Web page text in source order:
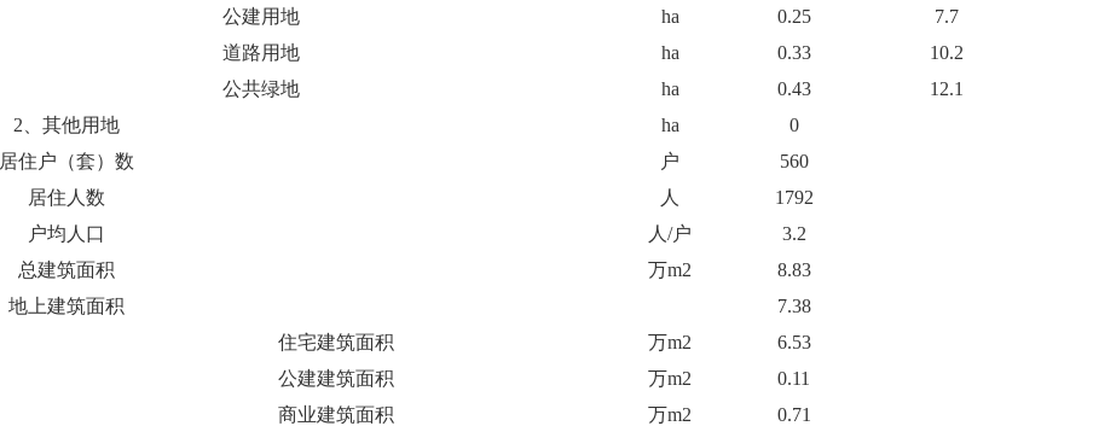
公建用地
ha 0.25
7.7
道路用地
ha 0.33
10.2
公共绿地
ha 0.43
12.1
2、其他用地
ha
0
居住户（套）数
户
560
居住人数
人
1792
户均人口
人/户
3.2
总建筑面积
万m2
8.83
地上建筑面积
7.38
住宅建筑面积 万m2
6.53
公建建筑面积
万m2
0.11
商业建筑面积
万m2
0.71